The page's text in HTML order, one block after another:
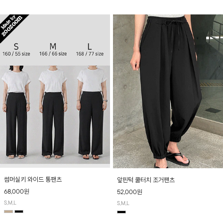
썸머실키 와이드 통팬츠
68,000원
S,M,L
앞핀턱 쿨터치 조거팬츠
52,000원
S,M,L